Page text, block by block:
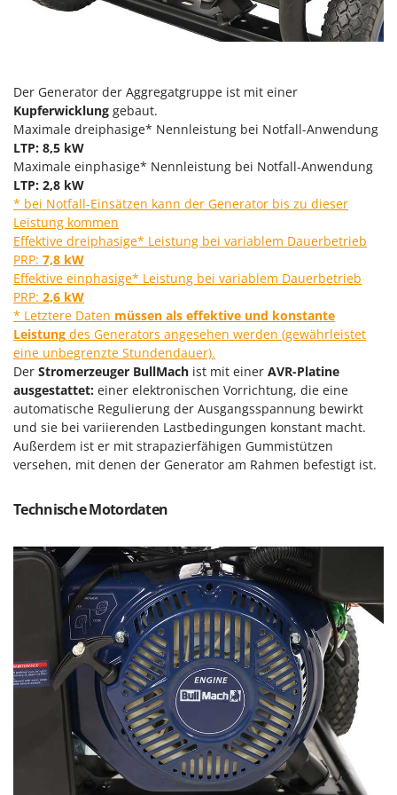
Rührtöpfe mit Elektrischem Rührwerk
S
Sämaschinen und Düngerstreuer
Scheibenpflüge
Schneefräsen
Schneeräumer
Schrotmühlen - elektrisch
Schwader für Traktoren
Schweißgeräte
Seilwinden - Motorseilwinden
Sichelmähwerke für Traktoren
Sichelmulcher für Traktoren
Sortierer für Oliven
Sprühgeräte für Pflanzenbehandlung
Stäubegeräte für Traktor
Staubsauger - Elektrobesen
T
Teppichreiniger und Teppichbodenreiniger
Tomatenpressen
Tragbare Powerstationen
Traktor-Heckenscheren mit Ausleger
U
Umfüllpumpen
Umkehrfräsen
Vakuumiergeräte
Vertikutierer
GreenBay
GVS
GYS
H
Hailo
Helvi
Henx
HiKOKI
Honda
I
Idromatic
Il-Tec
Imperia
Infaco
Intec
Intex
Italyco
ITM
JOLLY ITALIA
KAAZ
Karcher
Kasco
Kemper
Kenwood
Keter
Der Generator der Aggregatgruppe ist mit einer
Kupferwicklung gebaut.
Maximale dreiphasige* Nennleistung bei Notfall-Anwendung
LTP: 8,5 kW
Maximale einphasige* Nennleistung bei Notfall-Anwendung
LTP: 2,8 kW
* bei Notfall-Einsätzen kann der Generator bis zu dieser
Leistung kommen
Effektive dreiphasige* Leistung bei variablem Dauerbetrieb
PRP: 7,8 kW
Effektive einphasige* Leistung bei variablem Dauerbetrieb
PRP: 2,6 kW
* Letztere Daten müssen als effektive und konstante
Leistung des Generators angesehen werden (gewährleistet
eine unbegrenzte Stundendauer).
Der Stromerzeuger BullMach ist mit einer AVR-Platine
ausgestattet: einer elektronischen Vorrichtung, die eine
automatische Regulierung der Ausgangsspannung bewirkt
und sie bei variierenden Lastbedingungen konstant macht.
Außerdem ist er mit strapazierfähigen Gummistützen
versehen, mit denen der Generator am Rahmen befestigt ist.
Technische Motordaten